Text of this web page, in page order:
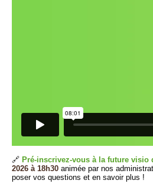
🔗 Pré-inscrivez-vous à la future visio
2026 à 18h30 animée par nos
poser vos questions et en savoir plus !